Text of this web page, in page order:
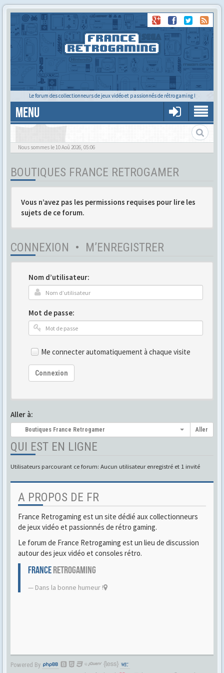
Le forum des collectionneurs de jeux vidéo et passionnés de rétro gaming !
MENU
Les Boutiques des France Retrogamer
Nous sommes le 10 Aoû 2026, 05:06
BOUTIQUES FRANCE RETROGAMER
Vous n’avez pas les permissions requises pour lire les
sujets de ce forum.
CONNEXION • M’ENREGISTRER
Nom d’utilisateur:
Mot de passe:
Me connecter automatiquement à chaque visite
Connexion
Aller à:
Boutiques France Retrogamer Aller
QUI EST EN LIGNE
Utilisateurs parcourant ce forum: Aucun utilisateur enregistré et 1 invité
A PROPOS DE FR
France Retrogaming est un site dédié aux collectionneurs
de jeux vidéo et passionnés de rétro gaming.
Le forum de France Retrogaming est un lieu de discussion
autour des jeux vidéo et consoles rétro.
FRANCERETROGAMING
Dans la bonne humeur !
Powered By